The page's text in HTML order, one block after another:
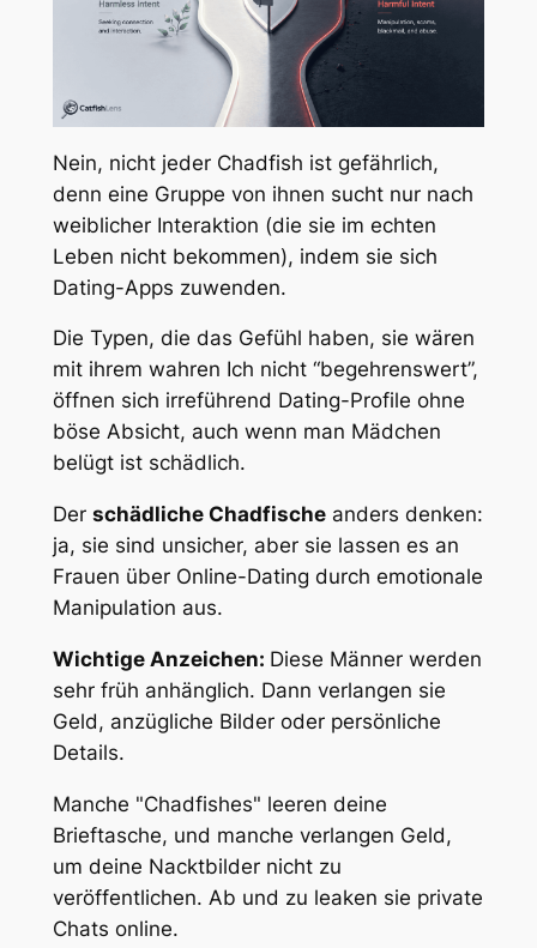
Nein, nicht jeder Chadfish ist gefährlich,
denn eine Gruppe von ihnen sucht nur nach
weiblicher Interaktion (die sie im echten
Leben nicht bekommen), indem sie sich
Dating-Apps zuwenden.
Die Typen, die das Gefühl haben, sie wären
mit ihrem wahren Ich nicht “begehrenswert”,
öffnen sich irreführend Dating-Profile ohne
böse Absicht, auch wenn man Mädchen
belügt ist schädlich.
Der schädliche Chadfischeanders denken:
ja, sie sind unsicher, aber sie lassen es an
Frauen über Online-Dating durch emotionale
Manipulation aus.
Wichtige Anzeichen: Diese Männer werden
sehr früh anhänglich. Dann verlangen sie
Geld, anzügliche Bilder oder persönliche
Details.
Manche "Chadfishes" leeren deine
Brieftasche, und manche verlangen Geld,
um deine Nacktbilder nicht zu
veröffentlichen. Ab und zu leaken sie private
Chats online.